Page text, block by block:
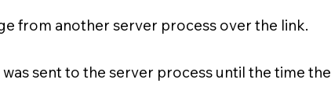
from another server process over the link.
sent to the server process until the time the